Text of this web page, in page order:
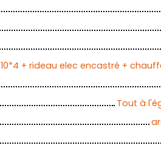
10*4 + rideau elec encastré +
Tout à